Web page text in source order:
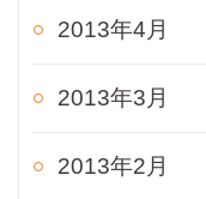
2013年4月
2013年3月
2013年2月